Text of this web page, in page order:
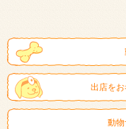
出店を
動